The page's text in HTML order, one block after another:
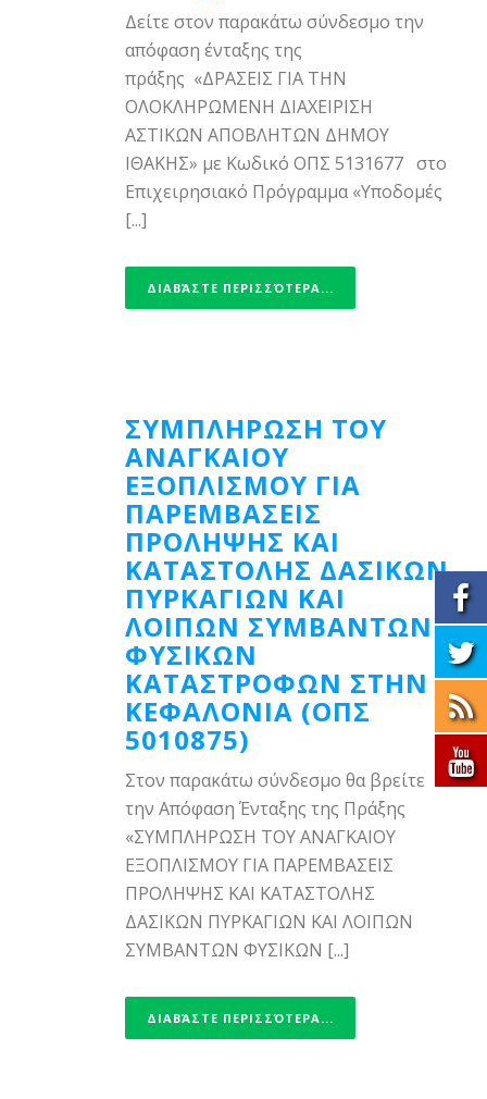
Δείτε στον παρακάτω σύνδεσμο την
απόφαση ένταξης της
πράξης «ΔΡΑΣΕΙΣ ΓΙΑ ΤΗΝ
ΟΛΟΚΛΗΡΩΜΕΝΗ ΔΙΑΧΕΙΡΙΣΗ
ΑΣΤΙΚΩΝ ΑΠΟΒΛΗΤΩΝ ΔΗΜΟΥ
ΙΘΑΚΗΣ» με Κωδικό ΟΠΣ 5131677 στο
Επιχειρησιακό Πρόγραμμα «Υποδομές
[...]
ΔΙΑΒΆΣΤΕ ΠΕΡΙΣΣΌΤΕΡΑ...
ΣΥΜΠΛΗΡΩΣΗ ΤΟΥ
ΑΝΑΓΚΑΙΟΥ
ΕΞΟΠΛΙΣΜΟΥ ΓΙΑ
ΠΑΡΕΜΒΑΣΕΙΣ
ΠΡΟΛΗΨΗΣ ΚΑΙ
ΚΑΤΑΣΤΟΛΗΣ ΔΑΣΙΚΩΝ
ΠΥΡΚΑΓΙΩΝ ΚΑΙ
ΛΟΙΠΩΝ ΣΥΜΒΑΝΤΩΝ
ΦΥΣΙΚΩΝ
ΚΑΤΑΣΤΡΟΦΩΝ ΣΤΗΝ
ΚΕΦΑΛΟΝΙΑ (ΟΠΣ
5010875)
Στον παρακάτω σύνδεσμο θα βρείτε
την Απόφαση Ένταξης της Πράξης
«ΣΥΜΠΛΗΡΩΣΗ ΤΟΥ ΑΝΑΓΚΑΙΟΥ
ΕΞΟΠΛΙΣΜΟΥ ΓΙΑ ΠΑΡΕΜΒΑΣΕΙΣ
ΠΡΟΛΗΨΗΣ ΚΑΙ ΚΑΤΑΣΤΟΛΗΣ
ΔΑΣΙΚΩΝ ΠΥΡΚΑΓΙΩΝ ΚΑΙ ΛΟΙΠΩΝ
ΣΥΜΒΑΝΤΩΝ ΦΥΣΙΚΩΝ [...]
ΔΙΑΒΆΣΤΕ ΠΕΡΙΣΣΌΤΕΡΑ...